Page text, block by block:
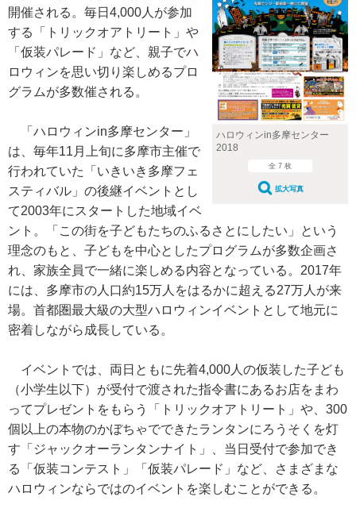
ハロウィンin多摩センター
2018
全 7 枚
拡大写真
開催される。毎日4,000人が参加
する「トリックオアトリート」や
「仮装パレード」など、親子でハ
ロウィンを思い切り楽しめるプロ
グラムが多数催される。
「ハロウィンin多摩センター」
は、毎年11月上旬に多摩市主催で
行われていた「いきいき多摩フェ
スティバル」の後継イベントとし
て2003年にスタートした地域イベ
ント。「この街を子どもたちのふるさとにしたい」という
理念のもと、子どもを中心としたプログラムが多数企画さ
れ、家族全員で一緒に楽しめる内容となっている。2017年
には、多摩市の人口約15万人をはるかに超える27万人が来
場。首都圏最大級の大型ハロウィンイベントとして地元に
密着しながら成長している。
イベントでは、両日ともに先着4,000人の仮装した子ども
（小学生以下）が受付で渡された指令書にあるお店をまわ
ってプレゼントをもらう「トリックオアトリート」や、300
個以上の本物のかぼちゃでできたランタンにろうそくを灯
す「ジャックオーランタンナイト」、当日受付で参加でき
る「仮装コンテスト」「仮装パレード」など、さまざまな
ハロウィンならではのイベントを楽しむことができる。